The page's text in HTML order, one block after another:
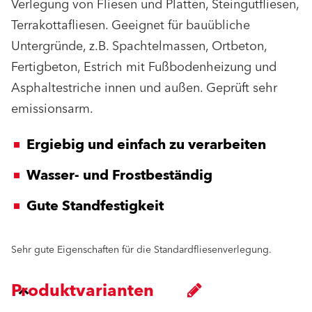
Terrakottafliesen. Geeignet für bauübliche
Untergründe, z.B. Spachtelmassen, Ortbeton,
Fertigbeton, Estrich mit Fußbodenheizung und
Asphaltestriche innen und außen. Geprüft sehr
emissionsarm.
Ergiebig und einfach zu verarbeiten
Wasser- und Frostbeständig
Gute Standfestigkeit
Sehr gute Eigenschaften für die Standardfliesenverlegung.
Produktvarianten